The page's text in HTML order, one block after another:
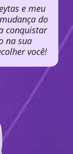
e meu
do
conquistar
na sua
você!